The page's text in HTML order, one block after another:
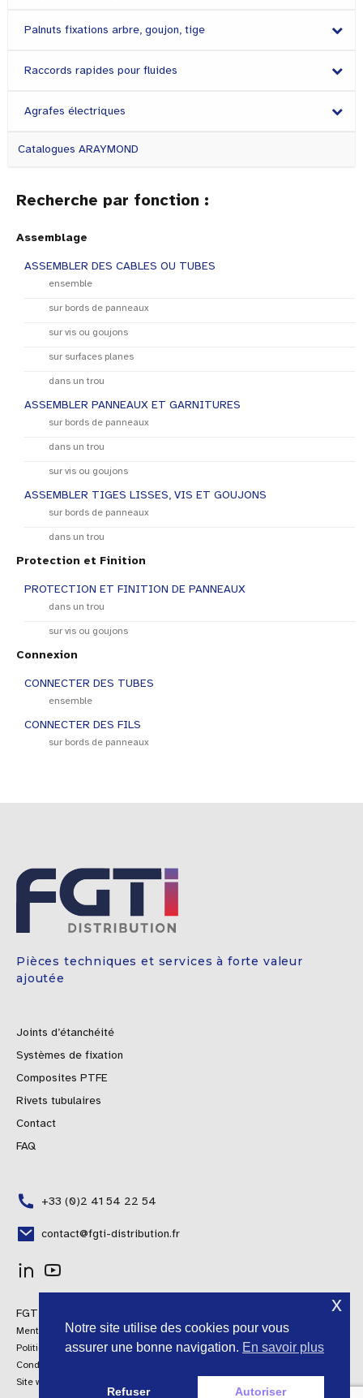
Palnuts fixations arbre, goujon, tige
Raccords rapides pour fluides
Agrafes électriques
Catalogues ARAYMOND
Recherche par fonction :
Assemblage
ASSEMBLER DES CABLES OU TUBES
ensemble
sur bords de panneaux
sur vis ou goujons
sur surfaces planes
dans un trou
ASSEMBLER PANNEAUX ET GARNITURES
sur bords de panneaux
dans un trou
sur vis ou goujons
ASSEMBLER TIGES LISSES, VIS ET GOUJONS
sur bords de panneaux
dans un trou
Protection et Finition
PROTECTION ET FINITION DE PANNEAUX
dans un trou
sur vis ou goujons
Connexion
CONNECTER DES TUBES
ensemble
CONNECTER DES FILS
sur bords de panneaux
Pièces techniques et services à forte valeur
ajoutée
FGTI Distribution © 2024 Tous droits réservés
Mentions légales
Politique qualité
Conditions générales de vente
Site web by AroConseil
Joints d’étanchéité
Systèmes de fixation
Composites PTFE
Rivets tubulaires
Contact
FAQ
+33 (0)2 41 54 22 54
contact@fgti-distribution.fr
Spanish
Polish
Notre site utilise des cookies pour vous
assurer une bonne navigation. En savoir plus
Refuser Autoriser
x